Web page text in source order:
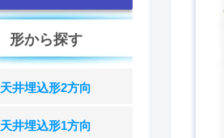
形から探す
天井埋込形2方向
天井埋込形1方向